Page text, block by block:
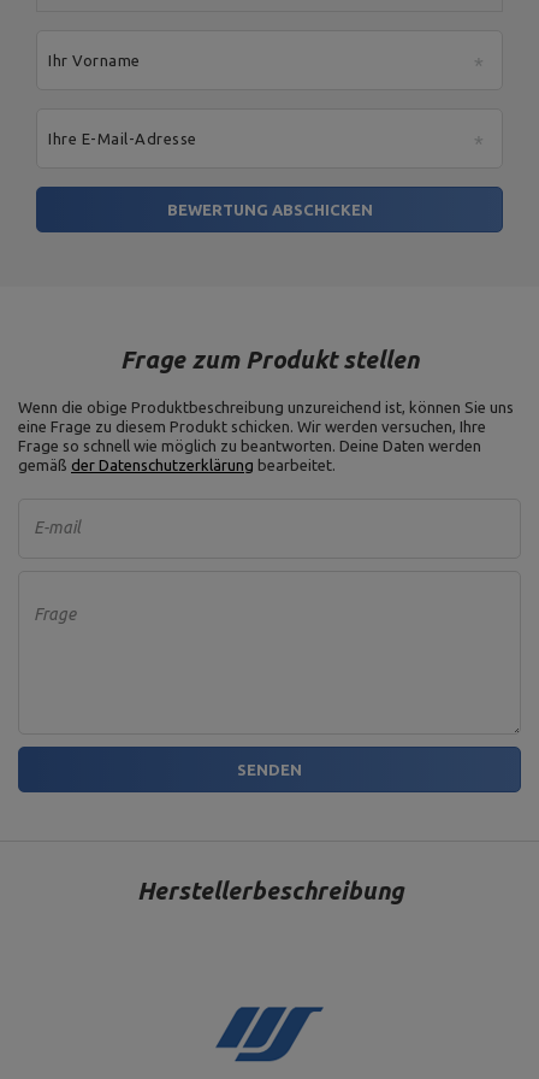
Ihr Vorname
Ihre E-Mail-Adresse
BEWERTUNG ABSCHICKEN
Frage zum Produkt stellen
Wenn die obige Produktbeschreibung unzureichend ist, können Sie uns
eine Frage zu diesem Produkt schicken. Wir werden versuchen, Ihre
Frage so schnell wie möglich zu beantworten. Deine Daten werden
gemäß der Datenschutzerklärung bearbeitet.
E-mail
Frage
SENDEN
Herstellerbeschreibung